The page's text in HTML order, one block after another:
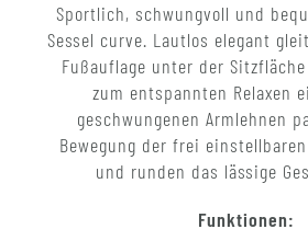
Sportlich, schwungvoll und
Sessel curve. Lautlos elegant
Fußauflage unter der
zum entspannten Relaxen
geschwungenen Armlehnen
Bewegung der frei
und runden das lässige
Funktionen: